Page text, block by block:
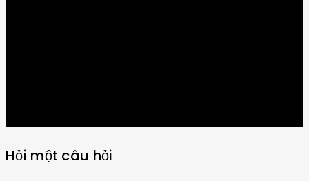
Hỏi một câu hỏi